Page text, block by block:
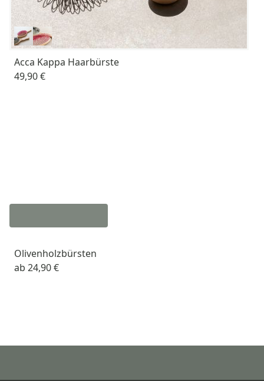
Acca Kappa Haarbürste
49,90 €
Olivenholzbürsten
ab 24,90 €